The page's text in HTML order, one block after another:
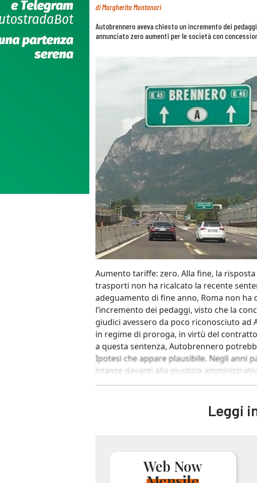
diMargherita Montanari
Autobrennero aveva chiesto un incremento dei
annunciato zero aumenti per le società con
Aumento tariffe: zero. Alla fine, la
trasporti non ha ricalcato la recente
adeguamento di fine anno, Roma non ha
l’incremento dei pedaggi, visto che la
giudici avessero da poco riconosciuto
in regime di proroga, in virtù del
a questa sentenza, Autobrennero
Ipotesi che appare plausibile. Negli anni
istanze davanti alla giustizia amministrativ...
Leggi
Web Now